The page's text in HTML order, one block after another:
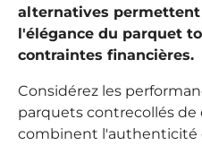
alternatives
l'élégance du parquet
contraintes financières.
Considérez les
parquets contrecollés
combinent l'authenticité